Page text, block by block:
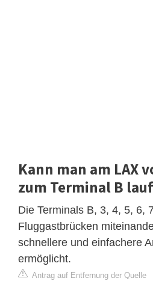
Kann man am LAX
zum Terminal B
Die Terminals B, 3, 4, 5, 6,
Fluggastbrücken
schnellere und einfachere
ermöglicht.
Antrag auf Entfernung der Quelle